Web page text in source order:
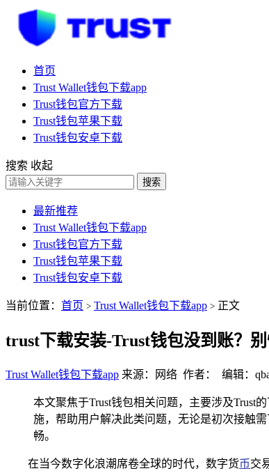
首页
Trust Wallet钱包下载app
Trust钱包官方下载
Trust钱包苹果下载
Trust钱包安卓下载
搜索 收起
搜索
最新推荐
Trust Wallet钱包下载app
Trust钱包官方下载
Trust钱包苹果下载
Trust钱包安卓下载
当前位置： 首页 > Trust Wallet钱包下载app > 正文
trust下载安装-Trust钱包没到账？
Trust Wallet钱包下载app 来源：网络 作者： 编辑：
本文聚焦于Trust钱包相关问题，主要涉及Trust
施，帮助用户解决此类问题，无论是初次接触
畅。
在当今数字化浪潮席卷全球的时代，数字货币交